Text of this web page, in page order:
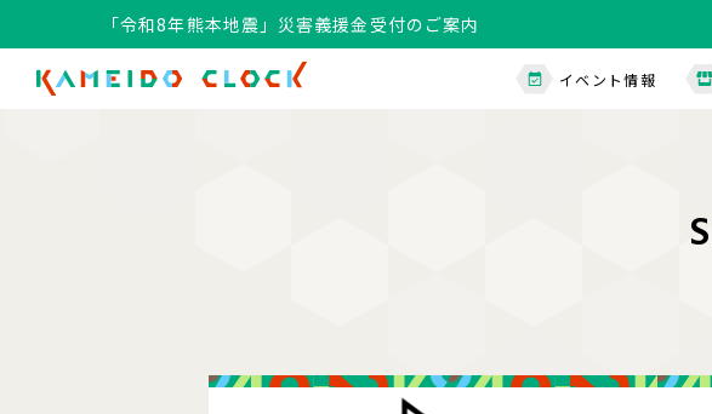
「令和8年熊本地震」災害義援金受付のご案内
イベント情報
S